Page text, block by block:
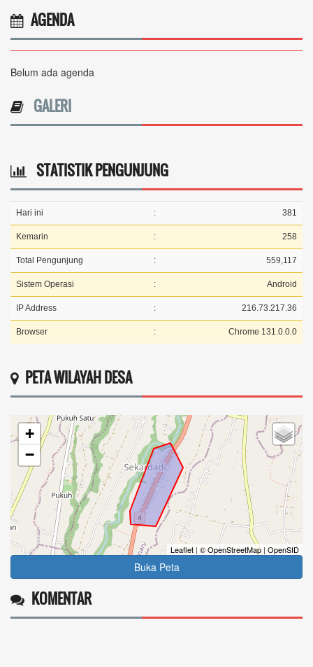
AGENDA
Belum ada agenda
GALERI
STATISTIK PENGUNJUNG
Hari ini : 381
Kemarin : 258
Total Pengunjung : 559,117
Sistem Operasi : Android
IP Address : 216.73.217.36
Browser : Chrome 131.0.0.0
PETA WILAYAH DESA
+
−
Leaflet | © OpenStreetMap | OpenSID
Buka Peta
KOMENTAR